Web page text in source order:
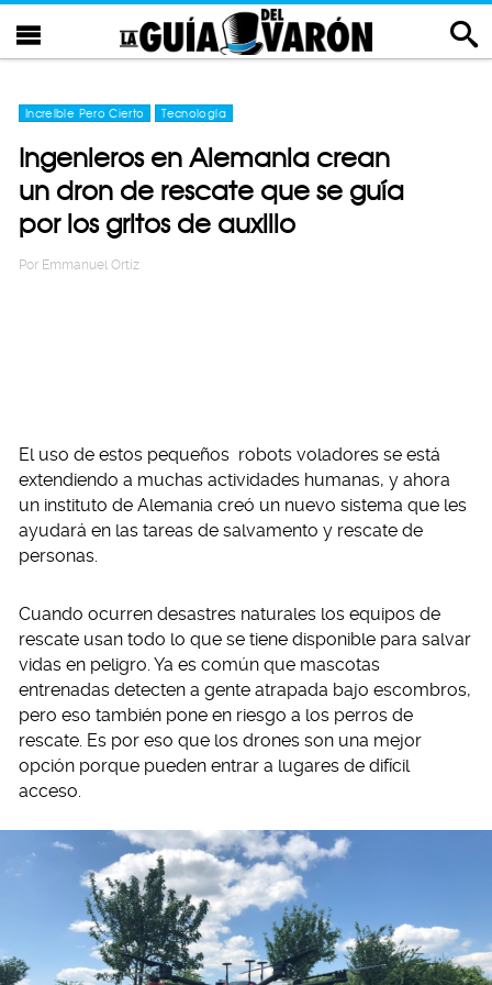
Increíble Pero Cierto Tecnología
Ingenieros en Alemania crean
un dron de rescate que se guía
por los gritos de auxilio
Por Emmanuel Ortiz
El uso de estos pequeños robots voladores se está
extendiendo a muchas actividades humanas, y ahora
un instituto de Alemania creó un nuevo sistema que les
ayudará en las tareas de salvamento y rescate de
personas.
Cuando ocurren desastres naturales los equipos de
rescate usan todo lo que se tiene disponible para salvar
vidas en peligro. Ya es común que mascotas
entrenadas detecten a gente atrapada bajo escombros,
pero eso también pone en riesgo a los perros de
rescate. Es por eso que los drones son una mejor
opción porque pueden entrar a lugares de difícil
acceso.